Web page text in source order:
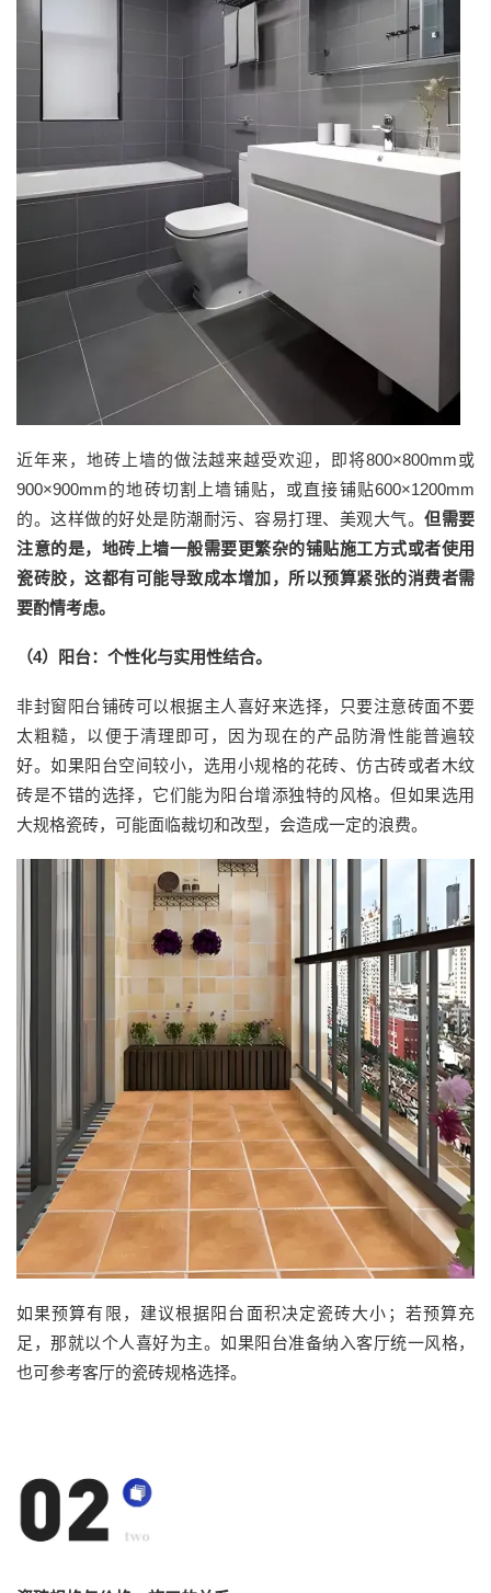
近年来，地砖上墙的做法越来越受欢迎，即将800×800mm或
900×900mm的地砖切割上墙铺贴， 或直接铺贴600×1200mm
的。 这样做的好处是防潮耐污、容易打理、美观大气。 但需要
注意的是，地砖上墙一般需要更繁杂的铺贴施工方式或者使用
瓷砖胶，这都有可能导致成本增加，所以预算紧张的消费者需
要酌情考虑。
（4）阳台：个性化与实用性结合。
非封窗阳台铺砖可以根据主人喜好来选择，只要注意砖面不要
太粗糙，以便于清理即可，因为现在的产品防滑性能普遍较
好。如果阳台空间较小，选用小规格的花砖、仿古砖或者木纹
砖是不错的选择，它们能为阳台增添独特的风格。但如果选用
大规格瓷砖，可能面临裁切和改型，会造成一定的浪费。
如果预算有限，建议根据阳台面积决定瓷砖大小；若预算充
足，那就以个人喜好为主。如果阳台准备纳入客厅统一风格，
也可参考客厅的瓷砖规格选择。